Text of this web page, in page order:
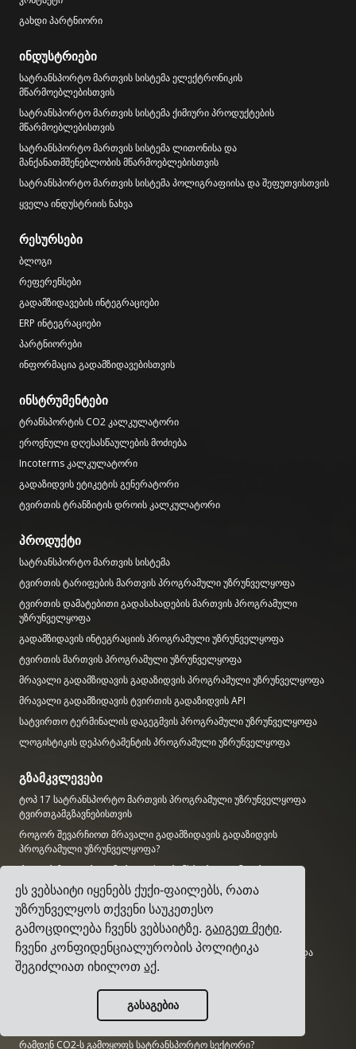
ეს ვებსაიტი იყენებს ქუქი-ფაილებს, რათა
უზრუნველყოს თქვენი საუკეთესო
გამოცდილება ჩვენს ვებსაიტზე. გაიგეთ მეტი.
ჩვენი კონფიდენციალურობის პოლიტიკა
შეგიძლიათ იხილოთაქ.
გასაგებია
გახდი პარტნიორი
ინდუსტრიები
სატრანსპორტო მართვის სისტემა ელექტრონიკის
მწარმოებლებისთვის
სატრანსპორტო მართვის სისტემა ქიმიური პროდუქტების
მწარმოებლებისთვის
სატრანსპორტო მართვის სისტემა ლითონისა და
მანქანათმშენებლობის მწარმოებლებისთვის
სატრანსპორტო მართვის სისტემა პოლიგრაფიისა და შეფუთვისთვის
ყველა ინდუსტრიის ნახვა
რესურსები
ბლოგი
რეფერენსები
გადამზიდავების ინტეგრაციები
ERP ინტეგრაციები
პარტნიორები
ინფორმაცია გადამზიდავებისთვის
ინსტრუმენტები
ტრანსპორტის CO2 კალკულატორი
ეროვნული დღესასწაულების მოძიება
Incoterms კალკულატორი
გადაზიდვის ეტიკეტის გენერატორი
ტვირთის ტრანზიტის დროის კალკულატორი
პროდუქტი
სატრანსპორტო მართვის სისტემა
ტვირთის ტარიფების მართვის პროგრამული უზრუნველყოფა
ტვირთის დამატებითი გადასახადების მართვის პროგრამული
უზრუნველყოფა
გადამზიდავის ინტეგრაციის პროგრამული უზრუნველყოფა
ტვირთის მართვის პროგრამული უზრუნველყოფა
მრავალი გადამზიდავის გადაზიდვის პროგრამული უზრუნველყოფა
მრავალი გადამზიდავის ტვირთის გადაზიდვის API
სატვირთო ტერმინალის დაგეგმვის პროგრამული უზრუნველყოფა
ლოგისტიკის დეპარტამენტის პროგრამული უზრუნველყოფა
გზამკვლევები
ტოპ 17 სატრანსპორტო მართვის პროგრამული უზრუნველყოფა
ტვირთგამგზავნებისთვის
როგორ შევარჩიოთ მრავალი გადამზიდავის გადაზიდვის
პროგრამული უზრუნველყოფა?
როგორ ჩავატაროთ მარტივი სატრანსპორტო ტენდერი?
როგორ დავნერგოთ სატრანსპორტო მართვის სისტემა?
როგორ შევარჩიოთ ტვირთის გადამზიდავი?
როგორ ავტომატიზირდეთ გადაზიდვის შეტყობინებები?
ტვირთის KPI-ები, რომლებსაც ყველა ლოგისტიკის მენეჯერი უნდა
აკონტროლებდეს
რამდენად დიდია AI ბაზარი?
რამდენ CO2-ს გამოყოფს სატრანსპორტო სექტორი?